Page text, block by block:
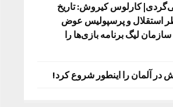
کارلوس کیروش: تاریخ
استقلال و پرسپولیس عوض
لیگ برنامه بازی‌ها را
در آلمان را اینطور شروع کرد!